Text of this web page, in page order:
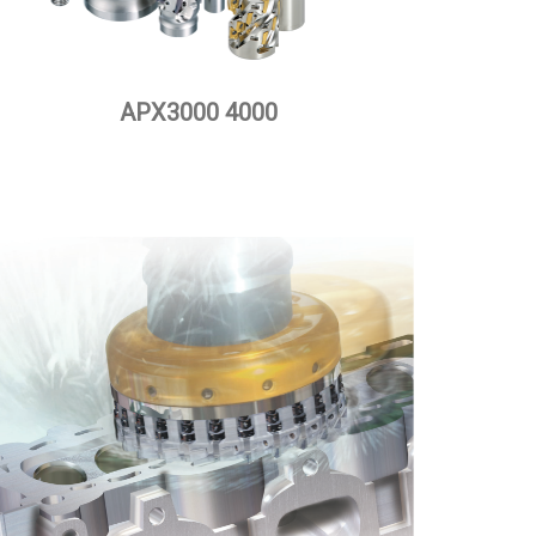
APX3000 4000